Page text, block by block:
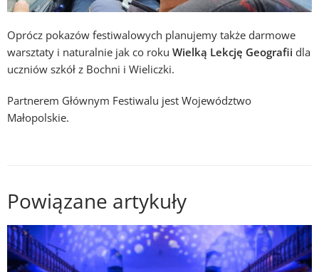
Oprócz pokazów festiwalowych planujemy także darmowe
warsztaty i naturalnie jak co roku Wielką Lekcję Geografii dla
uczniów szkół z Bochni i Wieliczki.
Partnerem Głównym Festiwalu jest Województwo
Małopolskie.
Powiązane artykuły